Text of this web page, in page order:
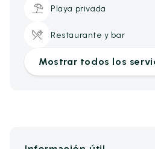
Playa privada
Restaurante y bar
Mostrar todos los